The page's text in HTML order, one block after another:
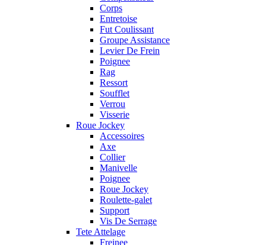
Corps
Entretoise
Fut Coulissant
Groupe Assistance
Levier De Frein
Poignee
Rag
Ressort
Soufflet
Verrou
Visserie
Roue Jockey
Accessoires
Axe
Collier
Manivelle
Poignee
Roue Jockey
Roulette-galet
Support
Vis De Serrage
Tete Attelage
Freinee